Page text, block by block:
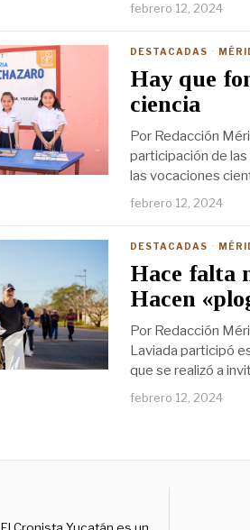
febrero 12, 2024
DESTACADAS ·
Hay que
ciencia
Por Redacción
participación de
las vocaciones
febrero 12, 2024
DESTACADAS ·
Hace falta
Hacen
Por Redacción
Laviada participó
que se realizó a
febrero 12, 2024